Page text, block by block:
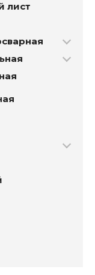
лист